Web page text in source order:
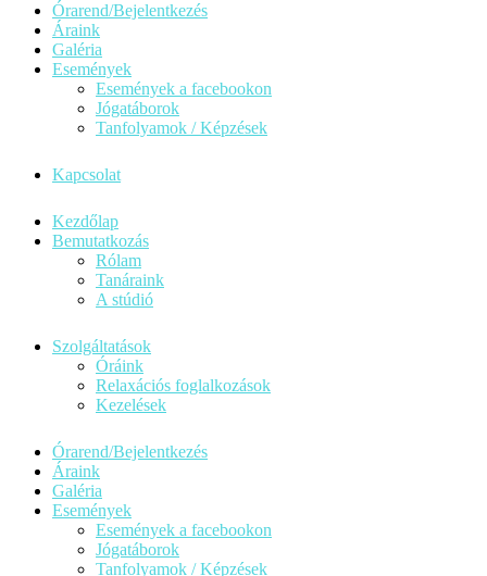
Órarend/Bejelentkezés
Áraink
Galéria
Események
Események a facebookon
Jógatáborok
Tanfolyamok / Képzések
Kapcsolat
Kezdőlap
Bemutatkozás
Rólam
Tanáraink
A stúdió
Szolgáltatások
Óráink
Relaxációs foglalkozások
Kezelések
Órarend/Bejelentkezés
Áraink
Galéria
Események
Események a facebookon
Jógatáborok
Tanfolyamok / Képzések